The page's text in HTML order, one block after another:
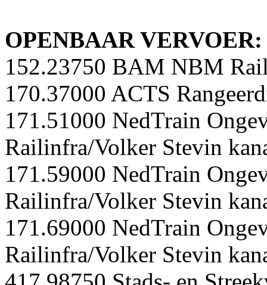
OPENBAAR VERVOER:
152.23750 BAM NBM
170.37000 ACTS
171.51000 NedTrain
Railinfra/Volker Stevin
171.59000 NedTrain
Railinfra/Volker Stevin
171.69000 NedTrain
Railinfra/Volker Stevin